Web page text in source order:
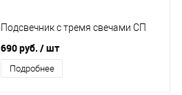
Подсвечник с тремя свечами СП
690 руб. / шт
Подробнее